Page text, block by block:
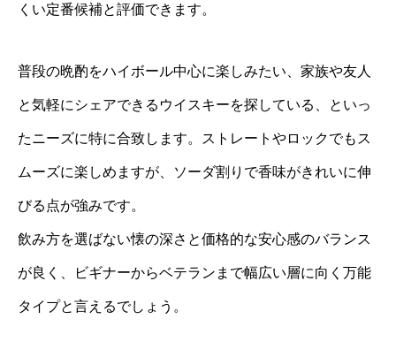
くい定番候補と評価できます。
普段の晩酌をハイボール中心に楽しみたい、家族や友人
と気軽にシェアできるウイスキーを探している、といっ
たニーズに特に合致します。ストレートやロックでもス
ムーズに楽しめますが、ソーダ割りで香味がきれいに伸
びる点が強みです。
飲み方を選ばない懐の深さと価格的な安心感のバランス
が良く、ビギナーからベテランまで幅広い層に向く万能
タイプと言えるでしょう。